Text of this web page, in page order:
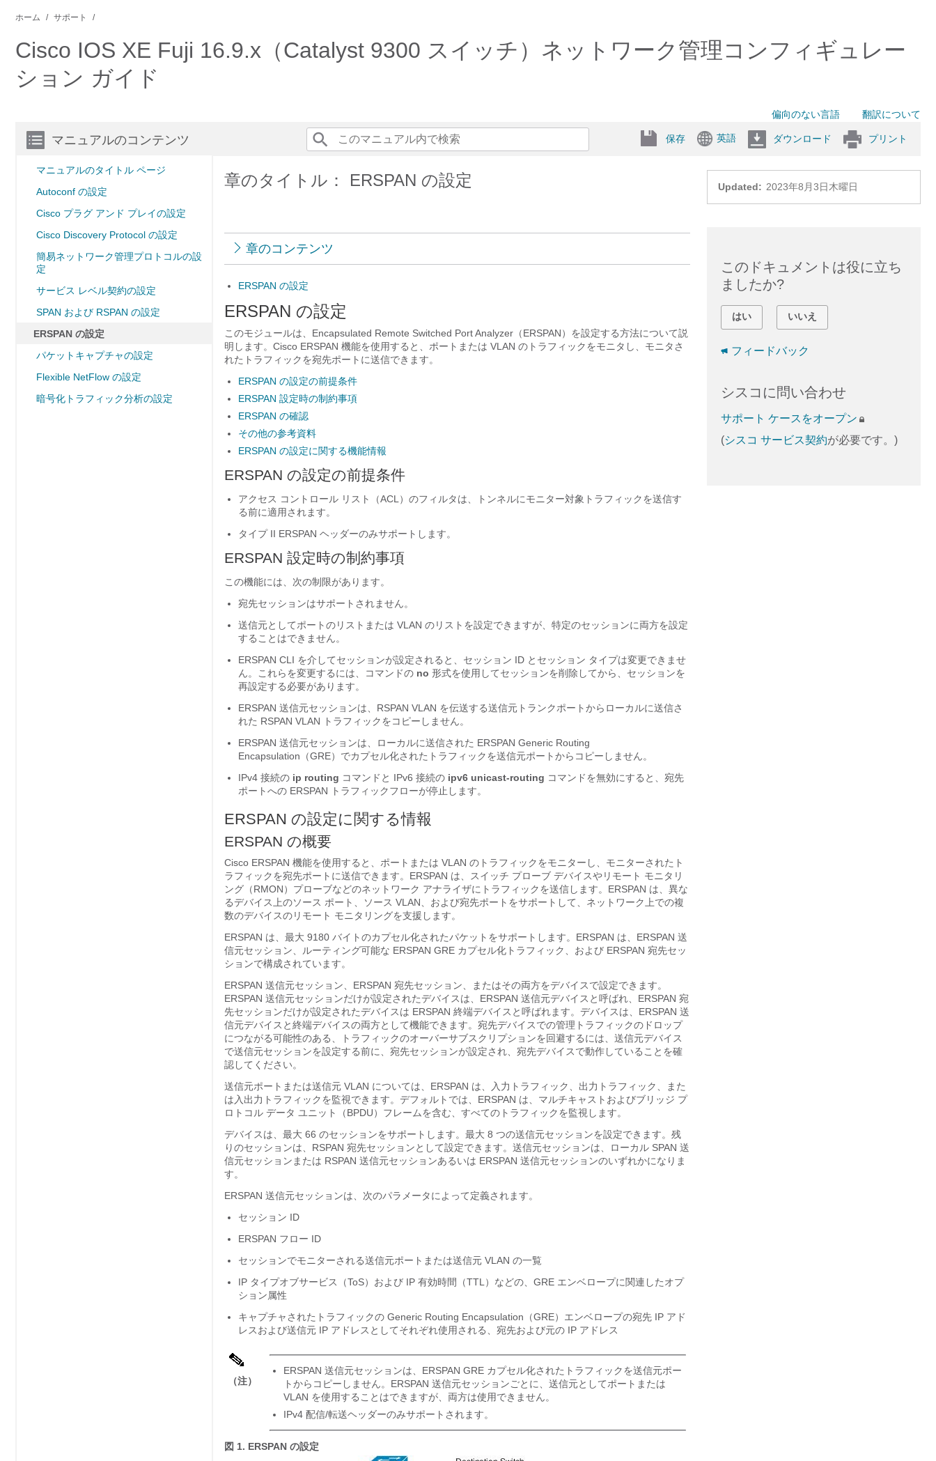
ホーム サポート
Cisco IOS XE Fuji 16.9.x（Catalyst 9300 スイッチ）ネットワーク管理コンフィギュレー
ション ガイド
偏向のない言語 翻訳について
マニュアルのコンテンツ
マニュアルのタイトル ページ
Autoconf の設定
Cisco プラグ アンド プレイの設定
Cisco Discovery Protocol の設定
簡易ネットワーク管理プロトコルの設
定
サービス レベル契約の設定
SPAN および RSPAN の設定
ERSPAN の設定
パケットキャプチャの設定
Flexible NetFlow の設定
暗号化トラフィック分析の設定
保存 英語 ダウンロード プリント
Updated: 2023年8月3日木曜日
章のタイトル： ERSPAN の設定
章のコンテンツ
ERSPAN の設定
ERSPAN の設定
このモジュールは、Encapsulated Remote Switched Port Analyzer（ERSPAN）を設定する方法について説
明します。Cisco ERSPAN 機能を使用すると、ポートまたは VLAN のトラフィックをモニタし、モニタさ
れたトラフィックを宛先ポートに送信できます。
ERSPAN の設定の前提条件
ERSPAN 設定時の制約事項
ERSPAN の確認
その他の参考資料
ERSPAN の設定に関する機能情報
ERSPAN の設定の前提条件
アクセス コントロール リスト（ACL）のフィルタは、トンネルにモニター対象トラフィックを送信す
る前に適用されます。
タイプ II ERSPAN ヘッダーのみサポートします。
ERSPAN 設定時の制約事項
この機能には、次の制限があります。
宛先セッションはサポートされません。
送信元としてポートのリストまたは VLAN のリストを設定できますが、特定のセッションに両方を設定
することはできません。
ERSPAN CLI を介してセッションが設定されると、セッション ID とセッション タイプは変更できませ
ん。これらを変更するには、コマンドの no 形式を使用してセッションを削除してから、セッションを
再設定する必要があります。
ERSPAN 送信元セッションは、RSPAN VLAN を伝送する送信元トランクポートからローカルに送信さ
れた RSPAN VLAN トラフィックをコピーしません。
ERSPAN 送信元セッションは、ローカルに送信された ERSPAN Generic Routing
Encapsulation（GRE）でカプセル化されたトラフィックを送信元ポートからコピーしません。
IPv4 接続の ip routing コマンドと IPv6 接続の ipv6 unicast-routing コマンドを無効にすると、宛先
ポートへの ERSPAN トラフィックフローが停止します。
ERSPAN の設定に関する情報
ERSPAN の概要
Cisco ERSPAN 機能を使用すると、ポートまたは VLAN のトラフィックをモニターし、モニターされたト
ラフィックを宛先ポートに送信できます。ERSPAN は、スイッチ プローブ デバイスやリモート モニタリ
ング（RMON）プローブなどのネットワーク アナライザにトラフィックを送信します。ERSPAN は、異な
るデバイス上のソース ポート、ソース VLAN、および宛先ポートをサポートして、ネットワーク上での複
数のデバイスのリモート モニタリングを支援します。
ERSPAN は、最大 9180 バイトのカプセル化されたパケットをサポートします。ERSPAN は、ERSPAN 送
信元セッション、ルーティング可能な ERSPAN GRE カプセル化トラフィック、および ERSPAN 宛先セッ
ションで構成されています。
ERSPAN 送信元セッション、ERSPAN 宛先セッション、またはその両方をデバイスで設定できます。
ERSPAN 送信元セッションだけが設定されたデバイスは、ERSPAN 送信元デバイスと呼ばれ、ERSPAN 宛
先セッションだけが設定されたデバイスは ERSPAN 終端デバイスと呼ばれます。デバイスは、ERSPAN 送
信元デバイスと終端デバイスの両方として機能できます。宛先デバイスでの管理トラフィックのドロップ
につながる可能性のある、トラフィックのオーバーサブスクリプションを回避するには、送信元デバイス
で送信元セッションを設定する前に、宛先セッションが設定され、宛先デバイスで動作していることを確
認してください。
送信元ポートまたは送信元 VLAN については、ERSPAN は、入力トラフィック、出力トラフィック、また
は入出力トラフィックを監視できます。デフォルトでは、ERSPAN は、マルチキャストおよびブリッジ プ
ロトコル データ ユニット（BPDU）フレームを含む、すべてのトラフィックを監視します。
デバイスは、最大 66 のセッションをサポートします。最大 8 つの送信元セッションを設定できます。残
りのセッションは、RSPAN 宛先セッションとして設定できます。送信元セッションは、ローカル SPAN 送
信元セッションまたは RSPAN 送信元セッションあるいは ERSPAN 送信元セッションのいずれかになりま
す。
ERSPAN 送信元セッションは、次のパラメータによって定義されます。
セッション ID
ERSPAN フロー ID
セッションでモニターされる送信元ポートまたは送信元 VLAN の一覧
IP タイプオブサービス（ToS）および IP 有効時間（TTL）などの、GRE エンベロープに関連したオプ
ション属性
キャプチャされたトラフィックの Generic Routing Encapsulation（GRE）エンベロープの宛先 IP アド
レスおよび送信元 IP アドレスとしてそれぞれ使用される、宛先および元の IP アドレス
（注）
ERSPAN 送信元セッションは、ERSPAN GRE カプセル化されたトラフィックを送信元ポー
トからコピーしません。ERSPAN 送信元セッションごとに、送信元としてポートまたは
VLAN を使用することはできますが、両方は使用できません。
IPv4 配信/転送ヘッダーのみサポートされます。
図 1. ERSPAN の設定
このドキュメントは役に立ち
ましたか?
はい いいえ
フィードバック
シスコに問い合わせ
サポート ケースをオープン
(シスコ サービス契約が必要です。)